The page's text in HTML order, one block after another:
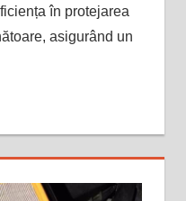
în protejarea
asigurând un